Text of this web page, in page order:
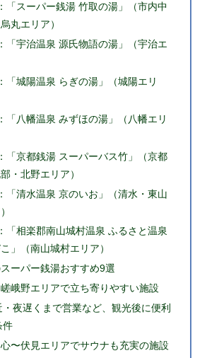
「スーパー銭湯 竹取の湯」（市内中
丸エリア）
「宇治温泉 源氏物語の湯」（宇治エ
「城陽温泉 らぎの湯」（城陽エリ
「八幡温泉 みずほの湯」（八幡エリ
「京都銭湯 スーパーバス竹」（京都
・北野エリア）
「清水温泉 京のいお」（清水・東山
「相楽郡南山城村温泉 ふるさと温泉
」（南山城村エリア）
ーパー銭湯おすすめ9選
峨野エリアで立ち寄りやすい施設
・夜遅くまで営業など、観光後に便利
件
〜伏見エリアでサウナも充実の施設